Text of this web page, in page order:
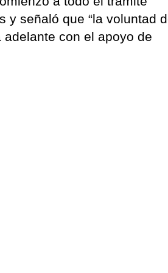
y señaló que “la voluntad
con el apoyo de